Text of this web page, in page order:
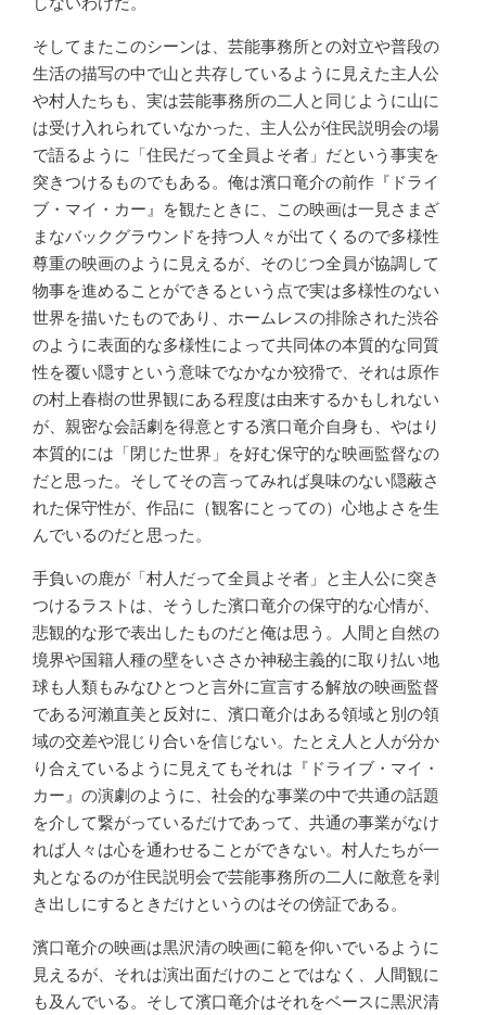
そしてまたこのシーンは、芸能事務所との対立や普段の
生活の描写の中で山と共存しているように見えた主人公
や村人たちも、実は芸能事務所の二人と同じように山に
は受け入れられていなかった、主人公が住民説明会の場
で語るように「住民だって全員よそ者」だという事実を
突きつけるものでもある。俺は濱口竜介の前作『ドライ
ブ・マイ・カー』を観たときに、この映画は一見さまざ
まなバックグラウンドを持つ人々が出てくるので多様性
尊重の映画のように見えるが、そのじつ全員が協調して
物事を進めることができるという点で実は多様性のない
世界を描いたものであり、ホームレスの排除された渋谷
のように表面的な多様性によって共同体の本質的な同質
性を覆い隠すという意味でなかなか狡猾で、それは原作
の村上春樹の世界観にある程度は由来するかもしれない
が、親密な会話劇を得意とする濱口竜介自身も、やはり
本質的には「閉じた世界」を好む保守的な映画監督なの
だと思った。そしてその言ってみれば臭味のない隠蔽さ
れた保守性が、作品に（観客にとっての）心地よさを生
んでいるのだと思った。
手負いの鹿が「村人だって全員よそ者」と主人公に突き
つけるラストは、そうした濱口竜介の保守的な心情が、
悲観的な形で表出したものだと俺は思う。人間と自然の
境界や国籍人種の壁をいささか神秘主義的に取り払い地
球も人類もみなひとつと言外に宣言する解放の映画監督
である河瀨直美と反対に、濱口竜介はある領域と別の領
域の交差や混じり合いを信じない。たとえ人と人が分か
り合えているように見えてもそれは『ドライブ・マイ・
カー』の演劇のように、社会的な事業の中で共通の話題
を介して繋がっているだけであって、共通の事業がなけ
れば人々は心を通わせることができない。村人たちが一
丸となるのが住民説明会で芸能事務所の二人に敵意を剥
き出しにするときだけというのはその傍証である。
濱口竜介の映画は黒沢清の映画に範を仰いでいるように
見えるが、それは演出面だけのことではなく、人間観に
も及んでいる。そして濱口竜介はそれをベースに黒沢清